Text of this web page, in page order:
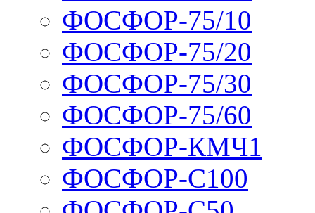
ФОСФОР-75/10
ФОСФОР-75/20
ФОСФОР-75/30
ФОСФОР-75/60
ФОСФОР-КМЧ1
ФОСФОР-С100